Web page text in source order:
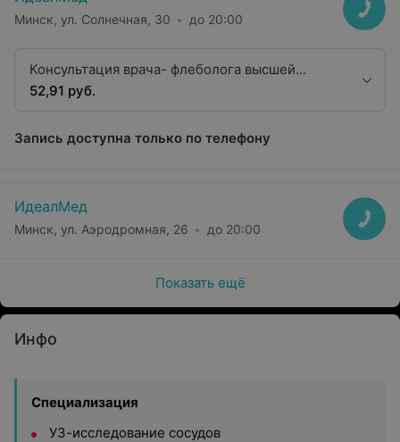
Минск, ул. Солнечная, 30 до 20:00
Консультация врача- флеболога высшей
квалификационной категории
52,91 руб.
Запись доступна только по телефону
ИдеалМед
Минск, ул. Аэродромная, 26 до 20:00
Показать ещё
Инфо
Специализация
УЗ-исследование сосудов